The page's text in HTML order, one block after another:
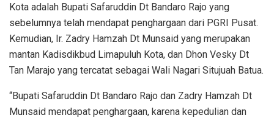
Kota adalah Bupati Safaruddin Dt Bandaro Rajo yang
sebelumnya telah mendapat penghargaan dari PGRI Pusat.
Kemudian, Ir. Zadry Hamzah Dt Munsaid yang merupakan
mantan Kadisdikbud Limapuluh Kota, dan Dhon Vesky Dt
Tan Marajo yang tercatat sebagai Wali Nagari Situjuah Batua.
“Bupati Safaruddin Dt Bandaro Rajo dan Zadry Hamzah Dt
Munsaid mendapat penghargaan, karena kepedulian dan